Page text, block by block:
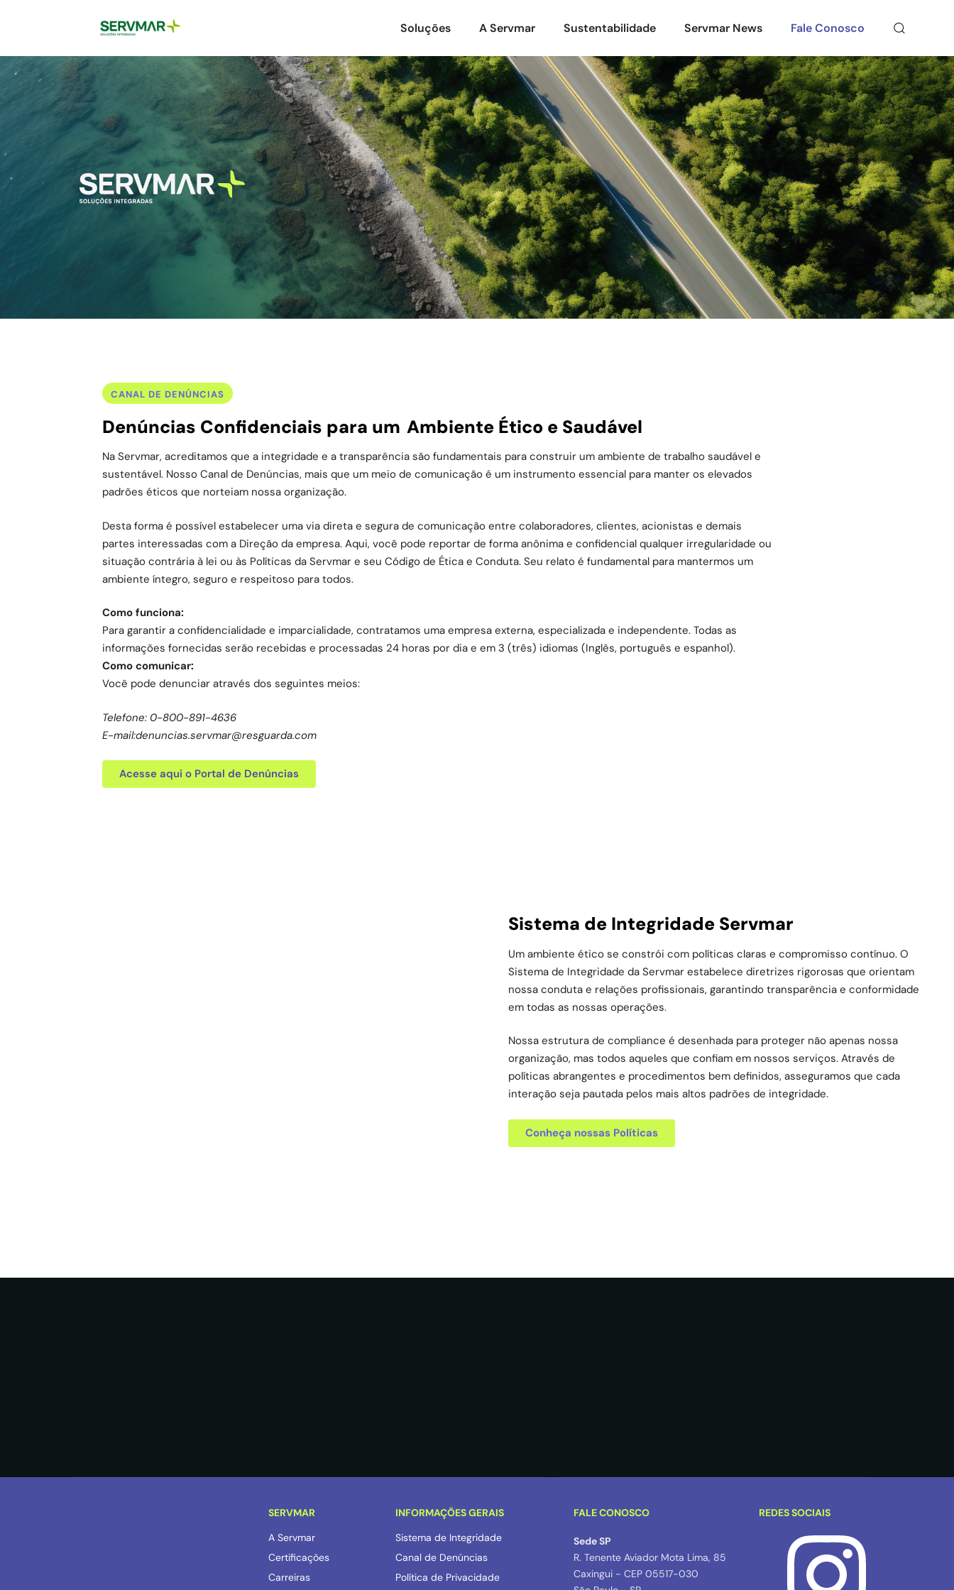
Soluções A Servmar Sustentabilidade Servmar News Fale Conosco
CANAL DE DENÚNCIAS
Denúncias Confidenciais para um Ambiente Ético e Saudável
Na Servmar, acreditamos que a integridade e a transparência são fundamentais para construir um ambiente de trabalho saudável e
sustentável. Nosso Canal de Denúncias, mais que um meio de comunicação é um instrumento essencial para manter os elevados
padrões éticos que norteiam nossa organização.
Desta forma é possível estabelecer uma via direta e segura de comunicação entre colaboradores, clientes, acionistas e demais
partes interessadas com a Direção da empresa. Aqui, você pode reportar de forma anônima e confidencial qualquer irregularidade ou
situação contrária à lei ou às Políticas da Servmar e seu Código de Ética e Conduta. Seu relato é fundamental para mantermos um
ambiente íntegro, seguro e respeitoso para todos.
Como funciona:
Para garantir a confidencialidade e imparcialidade, contratamos uma empresa externa, especializada e independente. Todas as
informações fornecidas serão recebidas e processadas 24 horas por dia e em 3 (três) idiomas (Inglês, português e espanhol).
Como comunicar:
Você pode denunciar através dos seguintes meios:
Telefone: 0-800-891-4636
E-mail:denuncias.servmar@resguarda.com
Acesse aqui o Portal de Denúncias
Sistema de Integridade Servmar
Um ambiente ético se constrói com políticas claras e compromisso contínuo. O
Sistema de Integridade da Servmar estabelece diretrizes rigorosas que orientam
nossa conduta e relações profissionais, garantindo transparência e conformidade
em todas as nossas operações.
Nossa estrutura de compliance é desenhada para proteger não apenas nossa
organização, mas todos aqueles que confiam em nossos serviços. Através de
políticas abrangentes e procedimentos bem definidos, asseguramos que cada
interação seja pautada pelos mais altos padrões de integridade.
Conheça nossas Políticas
SERVMAR
A Servmar
Certificações
Carreiras
INFORMAÇÕES GERAIS
Sistema de Integridade
Canal de Denúncias
Política de Privacidade
FALE CONOSCO
Sede SP
R. Tenente Aviador Mota Lima, 85
Caxingui - CEP 05517-030
REDES SOCIAIS